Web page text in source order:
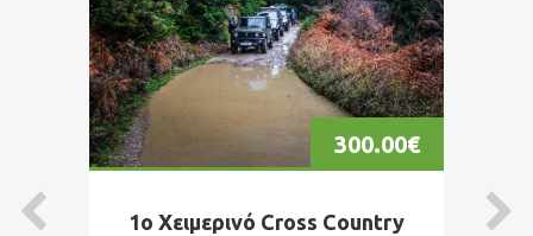
300.00€
1ο Χειμερινό Cross Country